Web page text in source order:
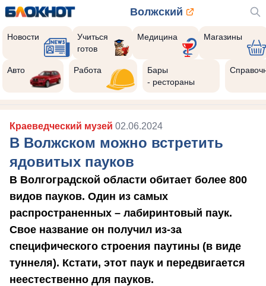
Волжский
Новости
Учиться
готов
Медицина Магазины
Авто Работа
Бары
- рестораны
Краеведческий музей 02.06.2024
В Волжском можно встретить
ядовитых пауков
В Волгоградской области обитает более 800
видов пауков. Один из самых
распространенных – лабиринтовый паук.
Свое название он получил из-за
специфического строения паутины (в виде
туннеля). Кстати, этот паук и передвигается
неестественно для пауков.